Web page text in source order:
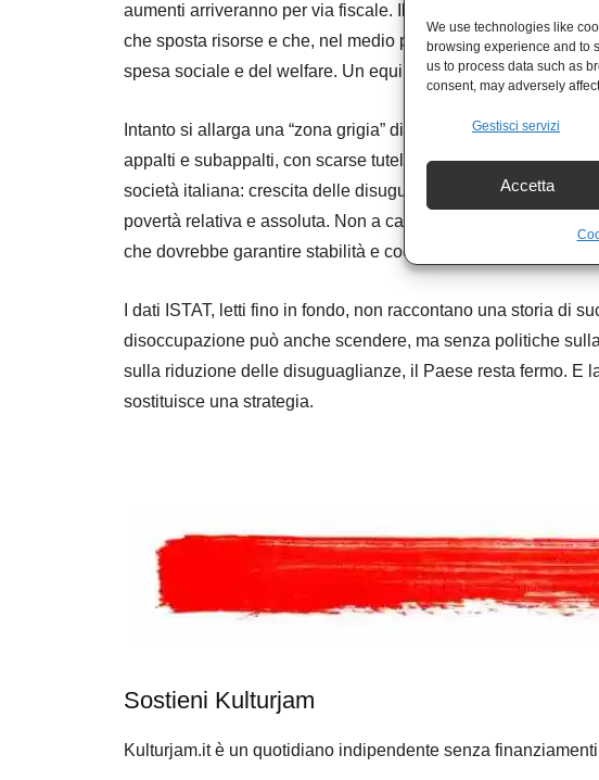
We use technologies like
browsing experience and to
us to process data such as
consent, may adversely
Gestisci servizi
Accetta
aumenti arriveranno per via fiscale. Il taglio del cuneo, però,
che sposta risorse e che, nel medio periodo, presenta un
spesa sociale e del welfare. Un equilibrio fragile, che rischia
Intanto si allarga una “zona grigia” di esclusi o semi-inclusi,
appalti e subappalti, con scarse tutele e prospettive. È il
società italiana: crescita delle disuguaglianze,
povertà relativa e assoluta. Non a caso, l’ultima manovra di
che dovrebbe garantire stabilità e coesione.
I dati ISTAT, letti fino in fondo, non raccontano una storia di
disoccupazione può anche scendere, ma senza politiche
sulla riduzione delle disuguaglianze, il Paese resta fermo. E
sostituisce una strategia.
Sostieni Kulturjam
Kulturjam.it è un quotidiano indipendente senza